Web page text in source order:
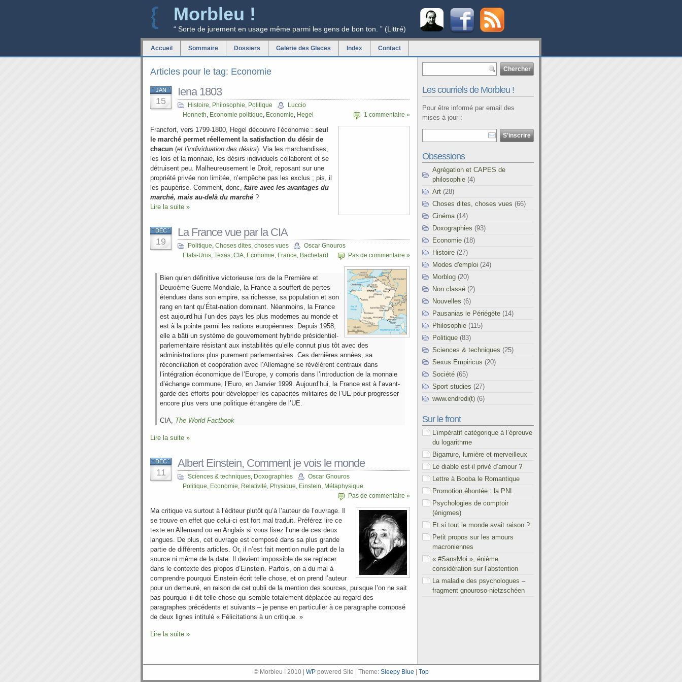
Morbleu !
“ Sorte de jurement en usage même parmi les gens de bon ton. ” (Littré)
Accueil Sommaire Dossiers Galerie des Glaces Index Contact
Articles pour le tag: Economie
JAN
15
Iena 1803
Histoire, Philosophie, Politique
Luccio
Honneth, Economie politique, Economie, Hegel 1 commentaire »
Francfort, vers 1799-1800, Hegel découvre l’économie : seul
le marché permet réellement la satisfaction du désir de
chacun (et l’individuation des désirs). Via les marchandises,
les lois et la monnaie, les désirs individuels collaborent et se
détruisent peu. Malheureusement le Droit, reposant sur une
propriété privée non limitée, n’empêche pas les exclus ; pis, il
les paupérise. Comment, donc, faire avec les avantages du
marché, mais au-delà du marché ?
Lire la suite »
DÉC
19
La France vue par la CIA
Politique, Choses dites, choses vues
Oscar Gnouros
Etats-Unis, Texas, CIA, Economie, France, Bachelard Pas de commentaire »
Bien qu’en définitive victorieuse lors de la Première et
Deuxième Guerre Mondiale, la France a souffert de pertes
étendues dans son empire, sa richesse, sa population et son
rang en tant qu’État-nation dominant. Néanmoins, la France
est aujourd’hui l’un des pays les plus modernes au monde et
est à la pointe parmi les nations européennes. Depuis 1958,
elle a bâti un système de gouvernement hybride présidentiel-
parlementaire résistant aux instabilités qu’elle connut plus tôt avec des
administrations plus purement parlementaires. Ces dernières années, sa
réconciliation et coopération avec l’Allemagne se révélèrent centraux dans
l’intégration économique de l’Europe, y compris dans l’introduction de la monnaie
d’échange commune, l’Euro, en Janvier 1999. Aujourd’hui, la France est à l’avant-
garde des efforts pour développer les capacités militaires de l’UE pour progresser
encore plus vers une politique étrangère de l’UE.
CIA, The World Factbook
Lire la suite »
DÉC
11
Albert Einstein, Comment je vois le monde
Sciences & techniques, Doxographies
Oscar Gnouros
Politique, Economie, Relativité, Physique, Einstein, Métaphysique
Pas de commentaire »
Ma critique va surtout à l’éditeur plutôt qu’à l’auteur de l’ouvrage. Il
se trouve en effet que celui-ci est fort mal traduit. Préférez lire ce
texte en Allemand ou en Anglais si vous lisez l’une de ces deux
langues. De plus, cet ouvrage est composé dans sa plus grande
partie de différents articles. Or, il n’est fait mention nulle part de la
source ni même de la date. Il devient impossible de se replacer
dans le contexte des propos d’Einstein. Parfois, on a du mal à
comprendre pourquoi Einstein écrit telle chose, et on prend l’auteur
pour un demeuré, en raison de cet oubli de la mention des sources, puisque l’on ne sait
pas pourquoi il dit telle chose qui semble totalement déplacée au regard des
paragraphes précédents et suivants – je pense en particulier à ce paragraphe composé
de deux lignes intitulé « Félicitations à un critique. »
Lire la suite »
Les courriels de Morbleu !
Pour être informé par email des
mises à jour :
Obsessions
Agrégation et CAPES de
philosophie (4)
Art (28)
Choses dites, choses vues (66)
Cinéma (14)
Doxographies (93)
Economie (18)
Histoire (27)
Modes d'emploi (24)
Morblog (20)
Non classé (2)
Nouvelles (6)
Pausanias le Périégète (14)
Philosophie (115)
Politique (83)
Sciences & techniques (25)
Sexus Empiricus (20)
Société (65)
Sport studies (27)
www.endredi(t) (6)
Sur le front
L’impératif catégorique à l’épreuve
du logarithme
Bigarrure, lumière et merveilleux
Le diable est-il privé d’amour ?
Lettre à Booba le Romantique
Promotion éhontée : la PNL
Psychologies de comptoir
(énigmes)
Et si tout le monde avait raison ?
Petit propos sur les amours
macroniennes
« #SansMoi », énième
considération sur l’abstention
La maladie des psychologues –
fragment gnouroso-nietzschéen
© Morbleu ! 2010 | WPpowered Site | Theme: Sleepy Blue Top